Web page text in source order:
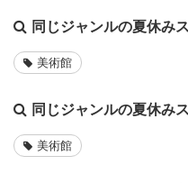
同じジャンルの夏休み
美術館
同じジャンルの夏休み
美術館